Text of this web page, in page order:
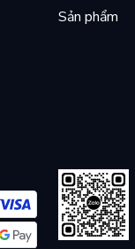
Sản phẩm